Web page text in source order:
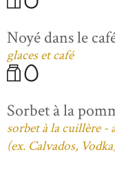
Noyé dans le
glaces et café
Sorbet à la
sorbet à la cuillère -
(ex. Calvados,